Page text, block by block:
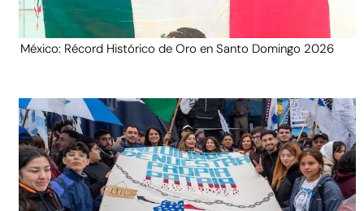
México: Récord Histórico de Oro en Santo Domingo 2026